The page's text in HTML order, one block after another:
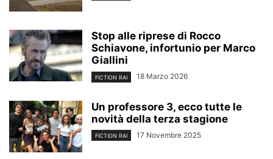
Stop alle riprese di Rocco
Schiavone, infortunio per Marco
Giallini
FICTION RAI 18 Marzo 2026
Un professore 3, ecco tutte le
novità della terza stagione
FICTION RAI 17 Novembre 2025